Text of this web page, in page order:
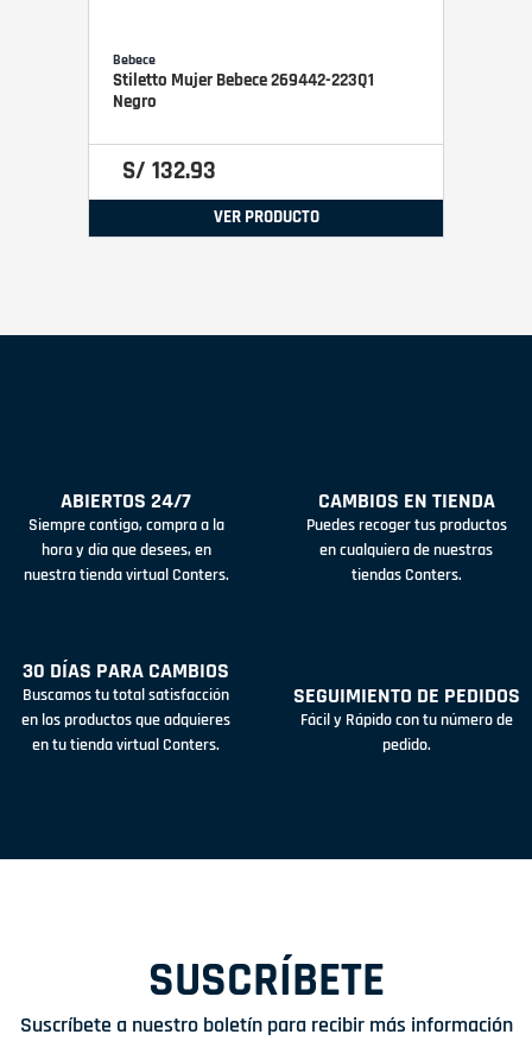
Bebece
Stiletto Mujer Bebece 269442-223Q1
Negro
S/ 132.93
VER PRODUCTO
ABIERTOS 24/7
Siempre contigo, compra a la
hora y día que desees, en
nuestra tienda virtual Conters.
CAMBIOS EN TIENDA
Puedes recoger tus productos
en cualquiera de nuestras
tiendas Conters.
30 DÍAS PARA CAMBIOS
Buscamos tu total satisfacción
en los productos que adquieres
en tu tienda virtual Conters.
SEGUIMIENTO DE PEDIDOS
Fácil y Rápido con tu número de
pedido.
SUSCRÍBETE
Suscríbete a nuestro boletín para recibir más información